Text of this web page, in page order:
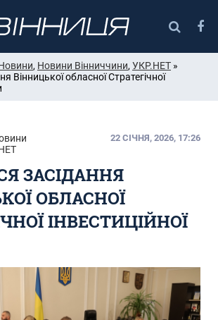
, Новини Вінниччини, УКР.НЕТ »
Вінницької обласної Стратегічної
22 СІЧНЯ, 2026, 17:26
ЗАСІДАННЯ
ОБЛАСНОЇ
ІНВЕСТИЦІЙНОЇ